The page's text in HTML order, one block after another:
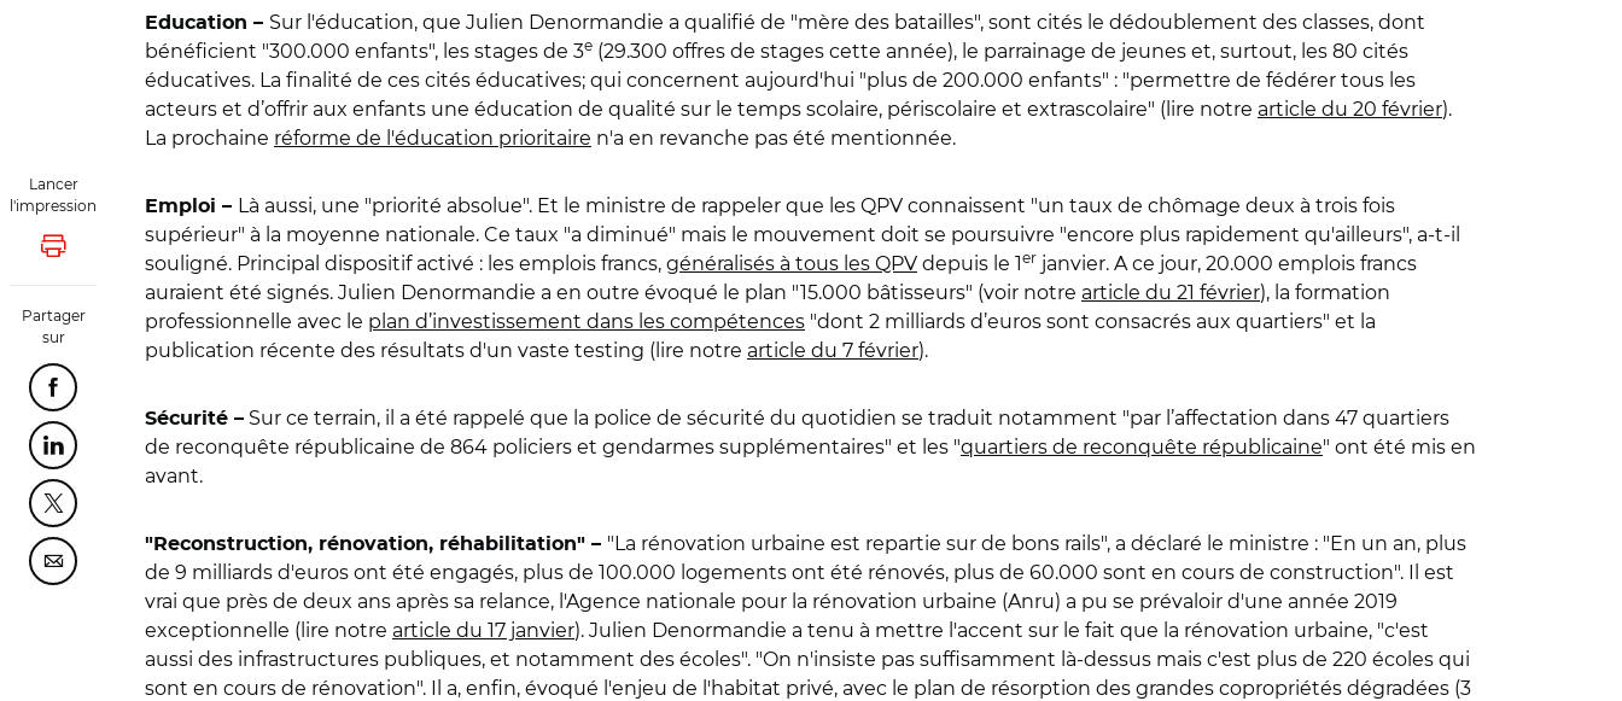
Lancer
l'impression
Lancer l'impression
Partager
sur
Partager cette page sur Facebook
Partager cette page sur Linkedin
Partager cette page sur Twitter
Partager cette page sur Courriel
Education – Sur l'éducation, que Julien Denormandie a qualifié de "mère des batailles", sont cités le dédoublement des classes, dont
bénéficient "300.000 enfants", les stages de 3e (29.300 offres de stages cette année), le parrainage de jeunes et, surtout, les 80 cités
éducatives. La finalité de ces cités éducatives; qui concernent aujourd'hui "plus de 200.000 enfants" : "permettre de fédérer tous les
acteurs et d’offrir aux enfants une éducation de qualité sur le temps scolaire, périscolaire et extrascolaire" (lire notre article du 20 février).
La prochaine réforme de l'éducation prioritaire n'a en revanche pas été mentionnée.
Emploi – Là aussi, une "priorité absolue". Et le ministre de rappeler que les QPV connaissent "un taux de chômage deux à trois fois
supérieur" à la moyenne nationale. Ce taux "a diminué" mais le mouvement doit se poursuivre "encore plus rapidement qu'ailleurs", a-t-il
souligné. Principal dispositif activé : les emplois francs, généralisés à tous les QPV depuis le 1er janvier. A ce jour, 20.000 emplois francs
auraient été signés. Julien Denormandie a en outre évoqué le plan "15.000 bâtisseurs" (voir notre article du 21 février), la formation
professionnelle avec le plan d’investissement dans les compétences "dont 2 milliards d’euros sont consacrés aux quartiers" et la
publication récente des résultats d'un vaste testing (lire notre article du 7 février).
Sécurité – Sur ce terrain, il a été rappelé que la police de sécurité du quotidien se traduit notamment "par l’affectation dans 47 quartiers
de reconquête républicaine de 864 policiers et gendarmes supplémentaires" et les "quartiers de reconquête républicaine" ont été mis en
avant.
"Reconstruction, rénovation, réhabilitation" – "La rénovation urbaine est repartie sur de bons rails", a déclaré le ministre : "En un an, plus
de 9 milliards d'euros ont été engagés, plus de 100.000 logements ont été rénovés, plus de 60.000 sont en cours de construction". Il est
vrai que près de deux ans après sa relance, l'Agence nationale pour la rénovation urbaine (Anru) a pu se prévaloir d'une année 2019
exceptionnelle (lire notre article du 17 janvier). Julien Denormandie a tenu à mettre l'accent sur le fait que la rénovation urbaine, "c'est
aussi des infrastructures publiques, et notamment des écoles". "On n'insiste pas suffisamment là-dessus mais c'est plus de 220 écoles qui
sont en cours de rénovation". Il a, enfin, évoqué l'enjeu de l'habitat privé, avec le plan de résorption des grandes copropriétés dégradées (3